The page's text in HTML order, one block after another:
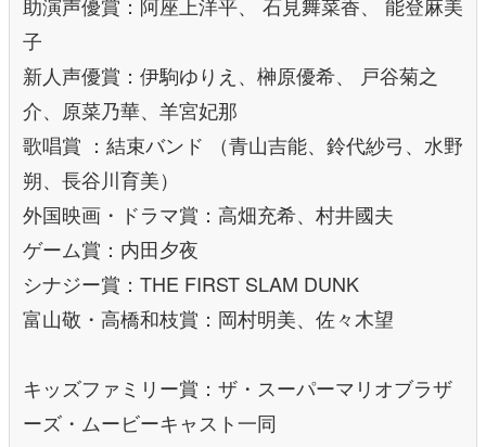
子
新人声優賞：伊駒ゆりえ、榊原優希、 戸谷菊之
介、原菜乃華、羊宮妃那
歌唱賞 ：結束バンド （青山吉能、鈴代紗弓、水野
朔、長谷川育美）
外国映画・ドラマ賞：高畑充希、村井國夫
ゲーム賞：内田夕夜
シナジー賞：THE FIRST SLAM DUNK
富山敬・高橋和枝賞：岡村明美、佐々木望
キッズファミリー賞：ザ・スーパーマリオブラザ
ーズ・ムービーキャスト一同